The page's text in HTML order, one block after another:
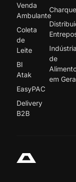
Venda
Ambulante
Coleta
de
Leite
BI
Atak
EasyPAC
Delivery
B2B
Indústria
de
em